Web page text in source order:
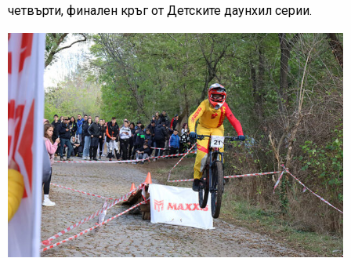
четвърти, финален кръг от Детските даунхил серии.